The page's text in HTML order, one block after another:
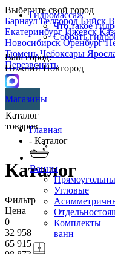
Выберите свой город
БарнаулБелгородБийск
ЕкатеринбургИжевск
НовосибирскОренбург
ТюменьЧебоксары
Перезвонить
Гидромассаж
Что такое
Собрать
Ваш город:
Нижний Новгород
Магазины
Каталог
товаров
Ванны
Угловые
Комплекты
ванн
Главная
- Каталог
Каталог
Фильтр
Цена
0
32 958
65 915